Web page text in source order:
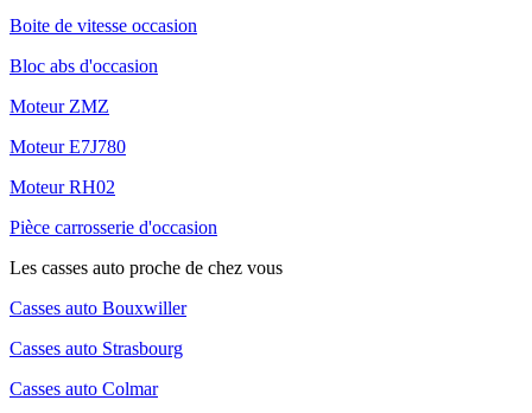
Boite de vitesse occasion
Bloc abs d'occasion
Moteur ZMZ
Moteur E7J780
Moteur RH02
Pièce carrosserie d'occasion
Les casses auto proche de chez vous
Casses auto Bouxwiller
Casses auto Strasbourg
Casses auto Colmar